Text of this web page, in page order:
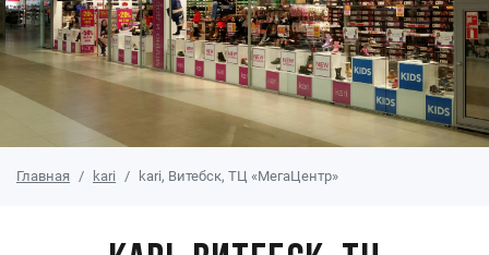
Главная kari kari, Витебск, ТЦ «МегаЦентр»